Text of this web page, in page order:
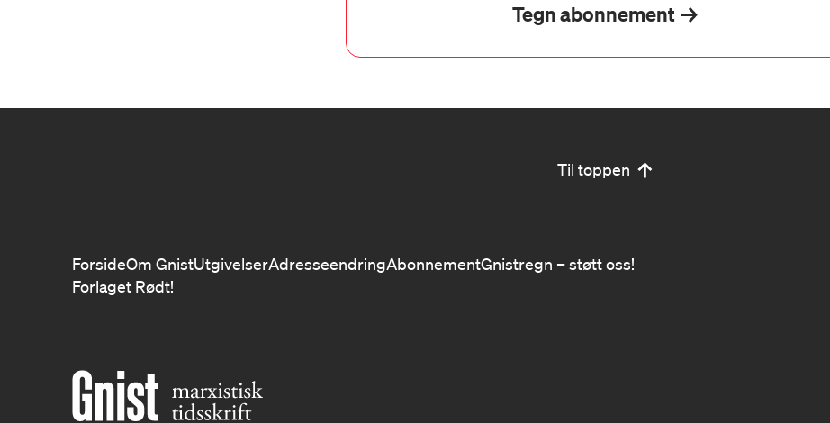
Tegn abonnement
Til toppen
ForsideOm GnistUtgivelserAdresseendringAbonnementGnistregn – støtt oss!
Forlaget Rødt!